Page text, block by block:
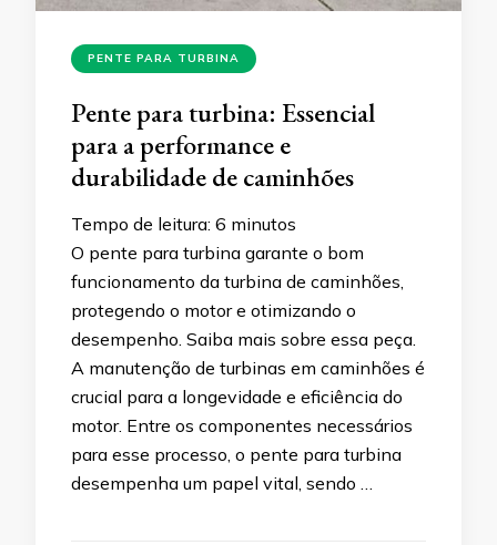
PENTE PARA TURBINA
Pente para turbina: Essencial
para a performance e
durabilidade de caminhões
Tempo de leitura: 6 minutos
O pente para turbina garante o bom
funcionamento da turbina de caminhões,
protegendo o motor e otimizando o
desempenho. Saiba mais sobre essa peça.
A manutenção de turbinas em caminhões é
crucial para a longevidade e eficiência do
motor. Entre os componentes necessários
para esse processo, o pente para turbina
desempenha um papel vital, sendo …